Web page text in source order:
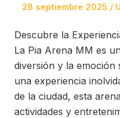
Posted
28 septiembre 2025
Descubre la
La Pia Arena MM es
diversión y la emoción
una experiencia
de la ciudad, esta
actividades y